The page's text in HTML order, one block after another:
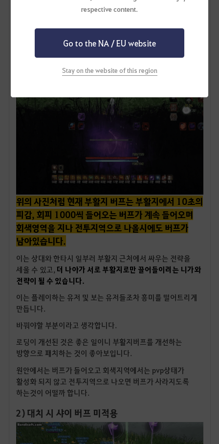
respective content.
Go to the NA / EU website
Stay on the website of this region
위의 사진처럼 현재 부활지 버프는 부활지에서 10초의
피감, 회피 1000씩 들어오는 버프가 계속 들어오며
회색영역을 지나 전투지역으로 나올시에도 버프가
남아있습니다.
이는 상대와 한타시 일부러 부활지 근처에서 싸우는 전략을
세울 수 있고, 더 나아가 서로 부활지로만 끌어들이려는 니가와
전략이 될 수 있습니다.
이는 플레이하는 유저 및 보는 유저들조차 흥미를 떨어트리게
만듭니다.
바꿔야할 부분이라고 생각합니다.
로딩이 개선된 것은 좋은 일이니 부활지버프를 개선하는
방향으로 패치하는 것이 좋아보입니다.
원안에서는 버프가 들어오고 회색지역에서는 pvp상태가
활성화 되지 않고 전투지역으로 나오면 버프가 사라지도록
하는것이 어떨까 합니다.
2) 대치 시 샤이 버프 미적용